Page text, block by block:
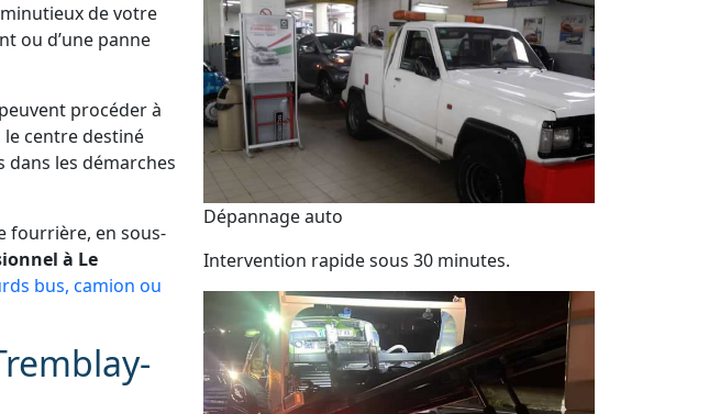
de votre
ou d’une panne
procéder à
centre destiné
dans les démarches
fourrière, en sous-
à Le
bus, camion ou
Dépannage auto
Intervention rapide sous 30 minutes.